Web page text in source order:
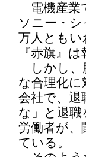
電機産業
ソニー・
万人とも
『赤旗』
しかし、
な合理化
会社で、退
な」と退
労働者が、
ている。